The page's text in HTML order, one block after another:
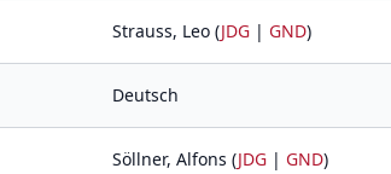
Strauss, Leo (JDG | GND)
Deutsch
Söllner, Alfons (JDG | GND)